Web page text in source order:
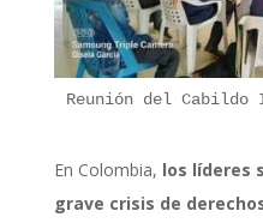
Reunión del
En Colombia, los líderes
grave crisis de